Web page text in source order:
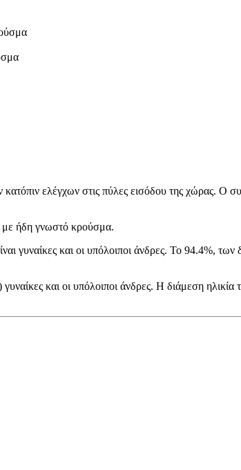
ελέγχων στις πύλες εισόδου της χώρας. Ο
με ήδη γνωστό κρούσμα.
γυναίκες και οι υπόλοιποι άνδρες. To 94.4%,
και οι υπόλοιποι άνδρες. Η διάμεση